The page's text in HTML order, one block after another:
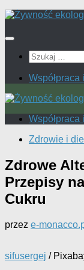
Przeskocz
treści
Szukaj:
Współpraca
Współpraca
Zdrowie i
Zdrowe
Przepisy
Cukru
przez e-
sifusergej /